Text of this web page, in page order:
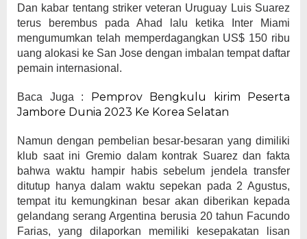
Dan kabar tentang striker veteran Uruguay Luis Suarez
terus berembus pada Ahad lalu ketika Inter Miami
mengumumkan telah memperdagangkan US$ 150 ribu
uang alokasi ke San Jose dengan imbalan tempat daftar
pemain internasional.
Baca Juga : Pemprov Bengkulu kirim Peserta
Jambore Dunia 2023 Ke Korea Selatan
Namun dengan pembelian besar-besaran yang dimiliki
klub saat ini Gremio dalam kontrak Suarez dan fakta
bahwa waktu hampir habis sebelum jendela transfer
ditutup hanya dalam waktu sepekan pada 2 Agustus,
tempat itu kemungkinan besar akan diberikan kepada
gelandang serang Argentina berusia 20 tahun Facundo
Farias, yang dilaporkan memiliki kesepakatan lisan